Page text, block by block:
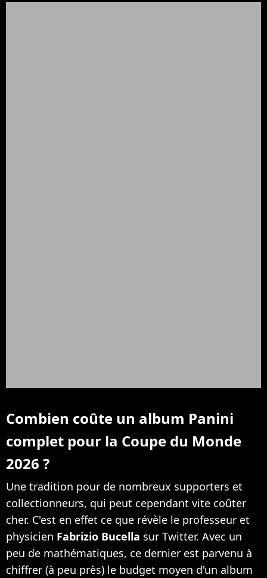
Combien coûte un album Panini
complet pour la Coupe du Monde
2026 ?
Une tradition pour de nombreux supporters et
collectionneurs, qui peut cependant vite coûter
cher. C'est en effet ce que révèle le professeur et
physicien Fabrizio Bucella sur Twitter. Avec un
peu de mathématiques, ce dernier est parvenu à
chiffrer (à peu près) le budget moyen d'un album